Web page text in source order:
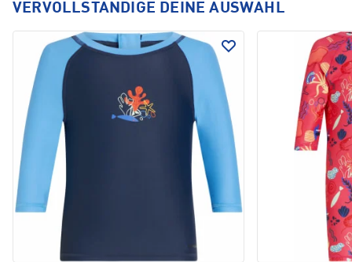
VERVOLLSTÄNDIGE DEINE AUSWAHL